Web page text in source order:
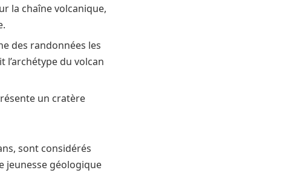
la chaîne volcanique,
des randonnées les
du volcan
un cratère
sont considérés
jeunesse géologique